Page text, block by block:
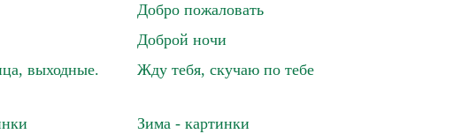
Добро пожаловать
Доброй ночи
выходные.
Жду тебя, скучаю по тебе
Зима - картинки